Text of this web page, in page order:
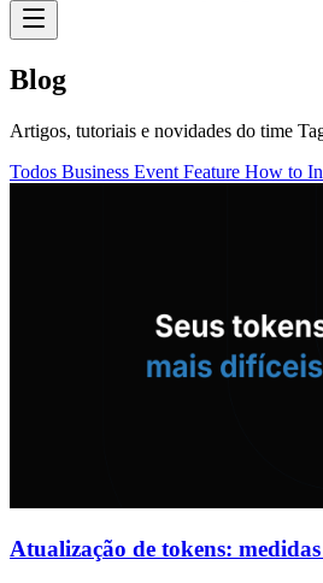
Blog
Artigos, tutoriais e novidades do time
Todos Business Event Feature How to
Atualização de tokens: